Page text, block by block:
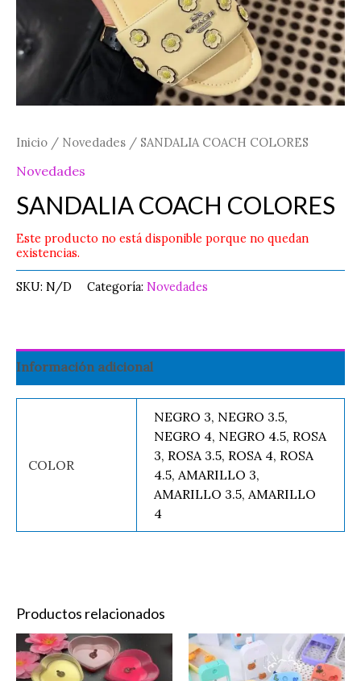
Inicio / Novedades / SANDALIA COACH COLORES
Novedades
SANDALIA COACH COLORES
Este producto no está disponible porque no quedan
existencias.
SKU: N/D Categoría: Novedades
Información adicional
COLOR
NEGRO 3, NEGRO 3.5,
NEGRO 4, NEGRO 4.5, ROSA
3, ROSA 3.5, ROSA 4, ROSA
4.5, AMARILLO 3,
AMARILLO 3.5, AMARILLO
4
Productos relacionados
Vela
Decorativa
Perfumero
Kawaii